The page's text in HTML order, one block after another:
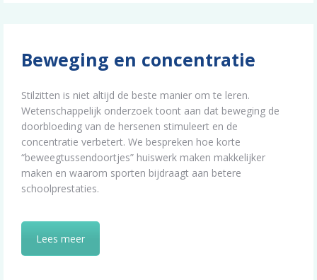
Beweging en concentratie
Stilzitten is niet altijd de beste manier om te leren.
Wetenschappelijk onderzoek toont aan dat beweging de
doorbloeding van de hersenen stimuleert en de
concentratie verbetert. We bespreken hoe korte
“beweegtussendoortjes” huiswerk maken makkelijker
maken en waarom sporten bijdraagt aan betere
schoolprestaties.
Lees meer